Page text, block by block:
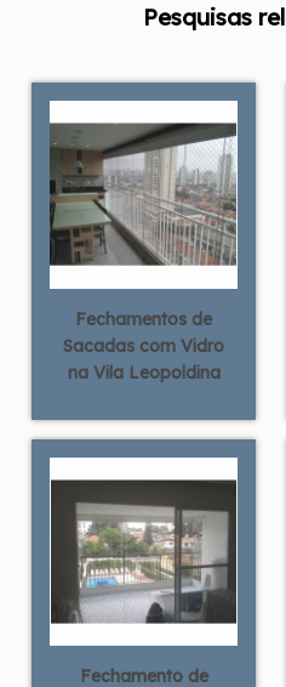
Pesquisas
Fechamentos de
Sacadas com Vidro
na Vila Leopoldina
Fechamento de